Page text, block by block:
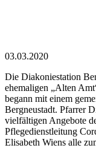
03.03.2020
Die Diakoniestation
ehemaligen „Alten
begann mit einem
Bergneustadt. Pfarrer
vielfältigen Angebote
Pflegedienstleitung
Elisabeth Wiens alle